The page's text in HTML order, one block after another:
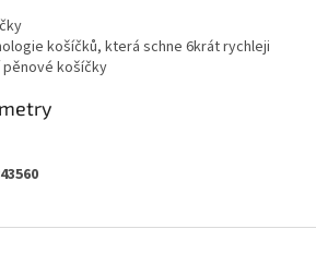
košíčků, která schne 6krát rychleji
košíčky